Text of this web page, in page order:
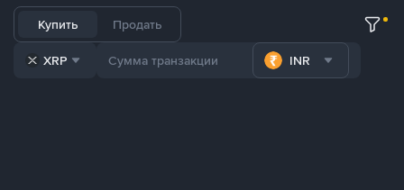
Купить Продать
XRP INR